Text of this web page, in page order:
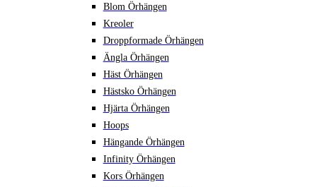
Blom Örhängen
Kreoler
Droppformade Örhängen
Ängla Örhängen
Häst Örhängen
Hästsko Örhängen
Hjärta Örhängen
Hoops
Hängande Örhängen
Infinity Örhängen
Kors Örhängen